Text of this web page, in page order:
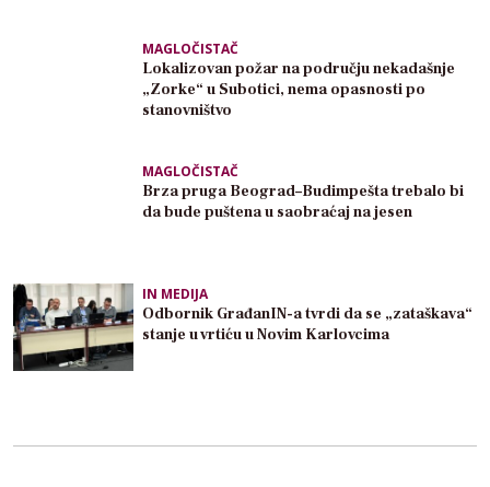
MAGLOČISTAČ
Lokalizovan požar na području nekadašnje
„Zorke“ u Subotici, nema opasnosti po
stanovništvo
MAGLOČISTAČ
Brza pruga Beograd–Budimpešta trebalo bi
da bude puštena u saobraćaj na jesen
IN MEDIJA
Odbornik GrađanIN-a tvrdi da se „zataškava“
stanje u vrtiću u Novim Karlovcima